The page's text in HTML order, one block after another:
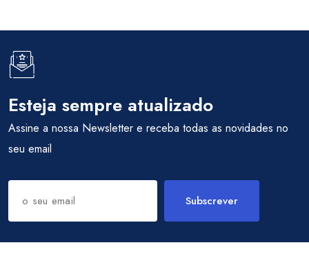
Esteja sempre atualizado
Assine a nossa Newsletter e receba todas as novidades no
seu email
Subscrever